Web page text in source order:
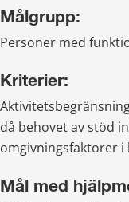
Målgrupp:
Personer med
Kriterier:
då behovet av stöd
omgivningsfaktorer
Mål med